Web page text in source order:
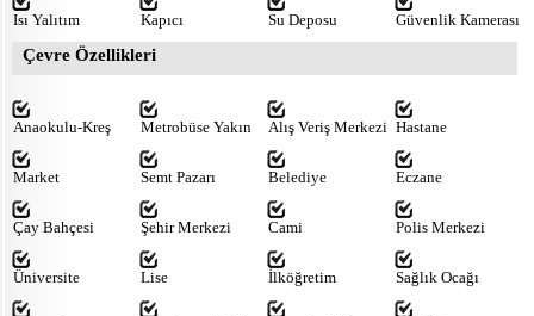
Isı Yalıtım Kapıcı Su Deposu Güvenlik Kamerası
Çevre Özellikleri
Anaokulu-Kreş Metrobüse Yakın Alış Veriş Merkezi Hastane
Market Semt Pazarı Belediye Eczane
Çay Bahçesi Şehir Merkezi Cami Polis Merkezi
Üniversite Lise İlköğretim Sağlık Ocağı